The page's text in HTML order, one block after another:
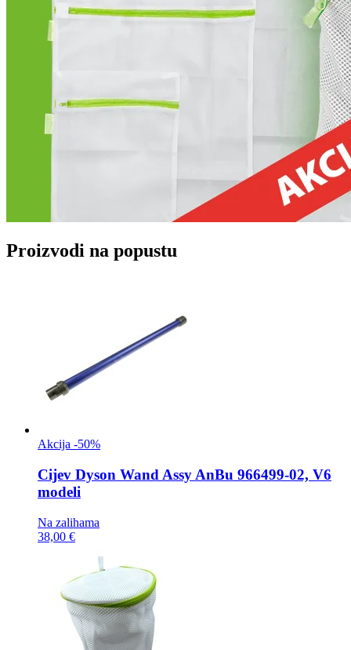
Proizvodi na popustu
Akcija -50%
Cijev Dyson Wand Assy AnBu 966499-02, V6
modeli
Na zalihama
38,00 €